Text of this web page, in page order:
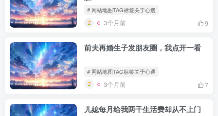
# 网站地图TAG标签关于心遇
3个月前 9
前夫再婚生子发朋友圈，我点开一看
# 网站地图TAG标签关于心遇
3个月前 7
儿媳每月给我两千生活费却从不上门